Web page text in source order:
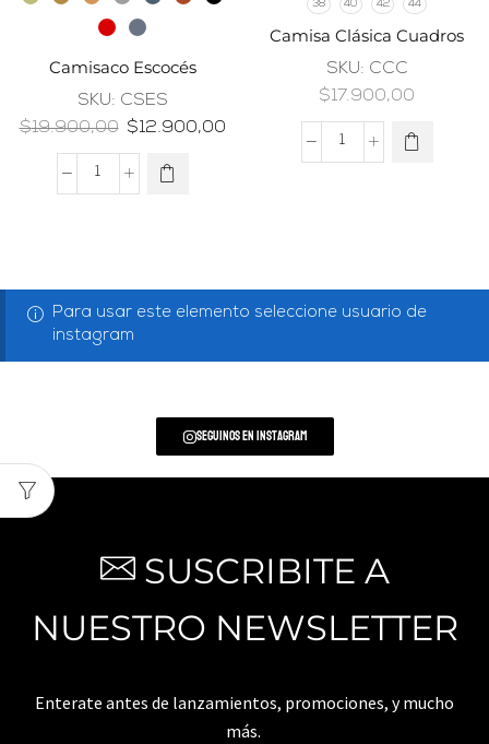
Camisaco Escocés
SKU: CSES
$19.900,00 $12.900,00
38 40 42 44
Camisa Clásica Cuadros
SKU: CCC
$17.900,00
Para usar este elemento seleccione usuario de
instagram
Seguinos en Instagram
SUSCRIBITE A
NUESTRO NEWSLETTER
Enterate antes de lanzamientos, promociones, y mucho
más.